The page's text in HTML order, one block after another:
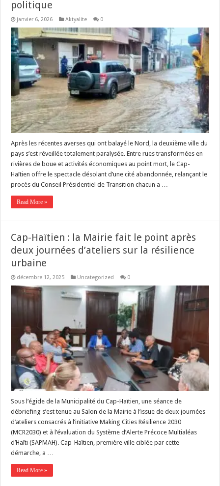
politique
janvier 6, 2026 Aktyalite 0
Après les récentes averses qui ont balayé le Nord, la deuxième ville du
pays s’est réveillée totalement paralysée. Entre rues transformées en
rivières de boue et activités économiques au point mort, le Cap-
Haïtien offre le spectacle désolant d’une cité abandonnée, relançant le
procès du Conseil Présidentiel de Transition chacun a …
Read More »
Cap-Haïtien : la Mairie fait le point après
deux journées d’ateliers sur la résilience
urbaine
décembre 12, 2025 Uncategorized 0
Sous l’égide de la Municipalité du Cap-Haïtien, une séance de
débriefing s’est tenue au Salon de la Mairie à l’issue de deux journées
d’ateliers consacrés à l’initiative Making Cities Résilience 2030
(MCR2030) et à l’évaluation du Système d’Alerte Précoce Multialéas
d’Haïti (SAPMAH). Cap-Haïtien, première ville ciblée par cette
démarche, a …
Read More »